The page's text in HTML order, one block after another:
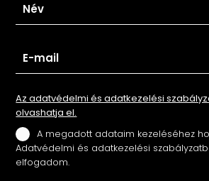
Az adatvédelmi és adatkezelési
olvashatja el.
A megadott adataim kezeléséhez
Adatvédelmi és adatkezelési szabályzatban
elfogadom.